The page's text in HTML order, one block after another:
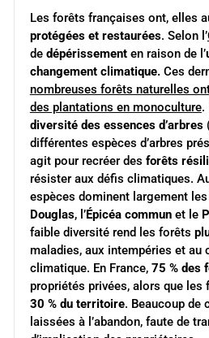
Les forêts françaises ont, elles
protégées et restaurées. Selon l’
de dépérissementen raison de l’
changement climatique.Ces
nombreuses forêts naturelles
des plantations en monoculture.
diversité des essences d’arbres
différentes espèces d’arbres
agit pour recréer des forêts
résister aux défis climatiques.
espèces dominent largement
Douglas, l’Épicéa communet le
faible diversité rend les forêts
maladies, aux intempéries et au
climatique. En France, 75 % des
propriétés privées, alors que les
30 % du territoire. Beaucoup de
laissées à l’abandon, faute de